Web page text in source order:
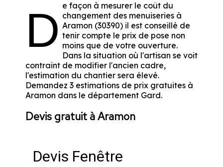
D e façon à mesurer le coût du
changement des menuiseries à
Aramon (30390) il est conseillé de
tenir compte le prix de pose non
moins que de votre ouverture.
Dans la situation où l'artisan se voit
contraint de modifier l'ancien cadre,
l'estimation du chantier sera élevé.
Demandez 3 estimations de prix gratuites à
Aramon dans le département Gard.
Devis gratuit à Aramon
Devis Fenêtre